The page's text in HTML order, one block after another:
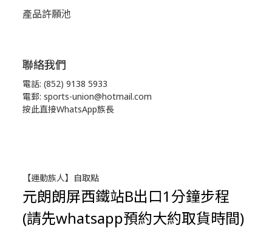
產品許願池
聯絡我們
電話: (852) 9138 5933
電郵: sports-union@hotmail.com
按此直接WhatsApp族長
【運動族人】自取點
元朗朗屏西鐵站B出口1分鐘步程
(請先whatsapp預約大約取貨時間)